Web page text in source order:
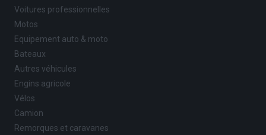
Voitures professionnelles
Motos
Equipement auto & moto
Bateaux
Autres véhicules
Engins agricole
Vélos
Camion
Remorques et caravanes